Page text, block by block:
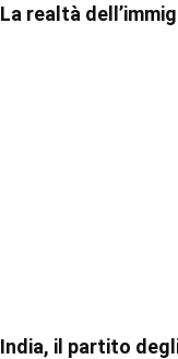
La realtà
India, il partito